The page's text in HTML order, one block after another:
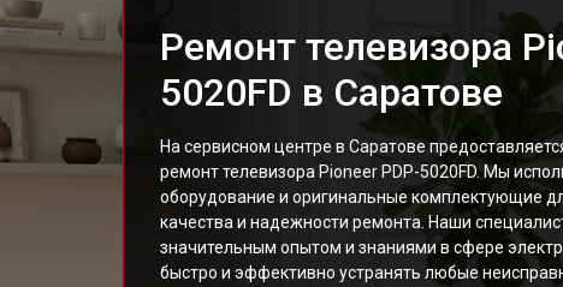
Ремонт телевизора
5020FD в Саратове
На сервисном центре в Саратове
ремонт телевизора Pioneer PDP-5020FD. Мы
оборудование и оригинальные комплектующие
качества и надежности ремонта. Наши
значительным опытом и знаниями в сфере
быстро и эффективно устранять любые